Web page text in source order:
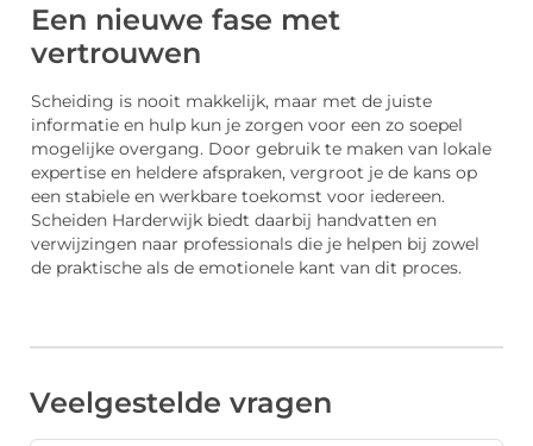
Een nieuwe fase met
vertrouwen
Scheiding is nooit makkelijk, maar met de juiste
informatie en hulp kun je zorgen voor een zo soepel
mogelijke overgang. Door gebruik te maken van lokale
expertise en heldere afspraken, vergroot je de kans op
een stabiele en werkbare toekomst voor iedereen.
Scheiden Harderwijk biedt daarbij handvatten en
verwijzingen naar professionals die je helpen bij zowel
de praktische als de emotionele kant van dit proces.
Veelgestelde vragen